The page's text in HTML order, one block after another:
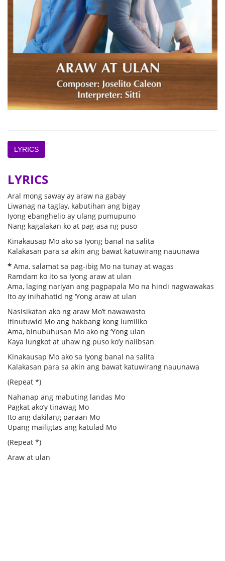
LYRICS
LYRICS
Aral mong saway ay araw na gabay
Liwanag na taglay, kabutihan ang bigay
Iyong ebanghelio ay ulang pumupuno
Nang kagalakan ko at pag-asa ng puso
Kinakausap Mo ako sa Iyong banal na salita
Kalakasan para sa akin ang bawat katuwirang nauunawa
* Ama, salamat sa pag-ibig Mo na tunay at wagas
Ramdam ko ito sa Iyong araw at ulan
Ama, laging nariyan ang pagpapala Mo na hindi nagwawakas
Ito ay inihahatid ng ‘Yong araw at ulan
Nasisikatan ako ng araw Mo’t nawawasto
Itinutuwid Mo ang hakbang kong lumiliko
Ama, binubuhusan Mo ako ng ‘Yong ulan
Kaya lungkot at uhaw ng puso ko’y naiibsan
Kinakausap Mo ako sa Iyong banal na salita
Kalakasan para sa akin ang bawat katuwirang nauunawa
(Repeat *)
Nahanap ang mabuting landas Mo
Pagkat ako’y tinawag Mo
Ito ang dakilang paraan Mo
Upang mailigtas ang katulad Mo
(Repeat *)
Araw at ulan